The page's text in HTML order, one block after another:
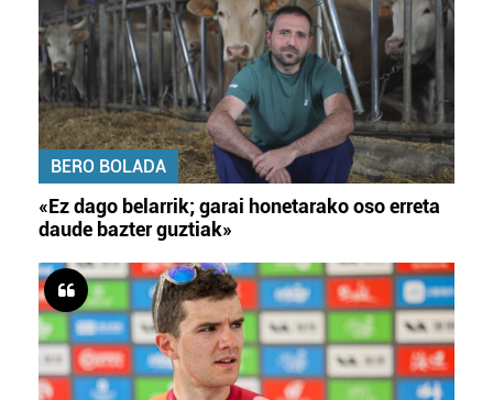
BERO BOLADA
«Ez dago belarrik; garai honetarako oso erreta
daude bazter guztiak»